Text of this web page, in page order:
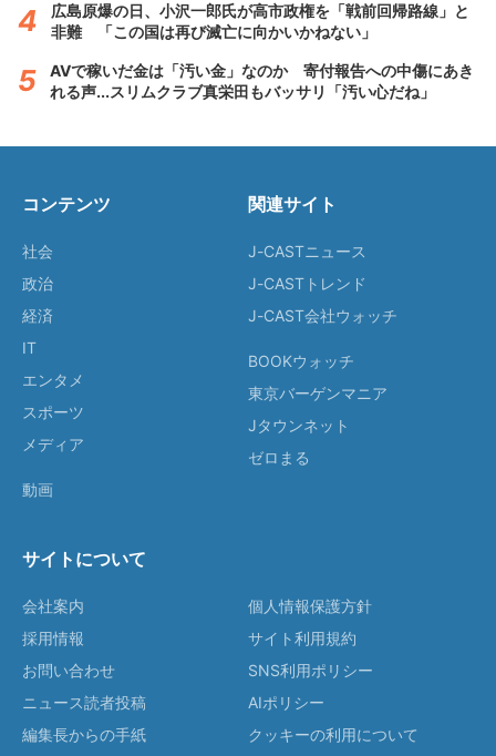
広島原爆の日、小沢一郎氏が高市政権を「戦前回帰路線」と
非難 「この国は再び滅亡に向かいかねない」
AVで稼いだ金は「汚い金」なのか 寄付報告への中傷にあき
れる声...スリムクラブ真栄田もバッサリ「汚い心だね」
コンテンツ
社会
政治
経済
IT
エンタメ
スポーツ
メディア
動画
関連サイト
J-CASTニュース
J-CASTトレンド
J-CAST会社ウォッチ
BOOKウォッチ
東京バーゲンマニア
Jタウンネット
ゼロまる
サイトについて
会社案内
採用情報
お問い合わせ
ニュース読者投稿
編集長からの手紙
個人情報保護方針
サイト利用規約
SNS利用ポリシー
AIポリシー
クッキーの利用について